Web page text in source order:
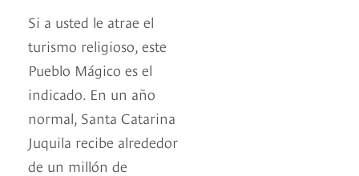
Si a usted le atrae el
turismo religioso, este
Pueblo Mágico es el
indicado. En un año
normal, Santa Catarina
Juquila recibe alrededor
de un millón de